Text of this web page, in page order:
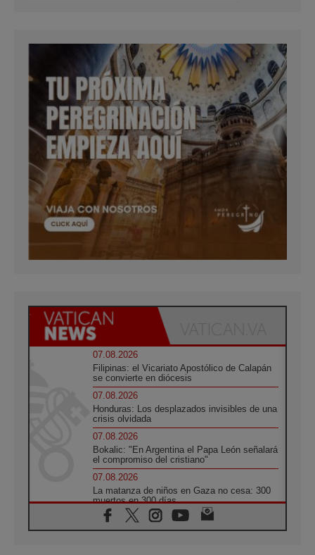
07.08.2026
Filipinas: el Vicariato Apostólico de Calapán
se convierte en diócesis
07.08.2026
Honduras: Los desplazados invisibles de una
crisis olvidada
07.08.2026
Bokalic: "En Argentina el Papa León señalará
el compromiso del cristiano"
07.08.2026
La matanza de niños en Gaza no cesa: 300
muertos en 300 días
07.08.2026
Tagle: La guerra desfigura el mundo, solo la